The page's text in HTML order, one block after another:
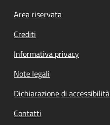
Footer menu
Area riservata
Crediti
Informativa privacy
Note legali
Dichiarazione di accessibilità
Contatti